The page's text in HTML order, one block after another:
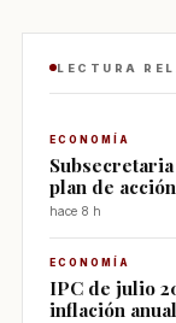
LECTURA
ECONOMÍA
plan de
hace 8 h
ECONOMÍA
IPC de julio
inflación anual